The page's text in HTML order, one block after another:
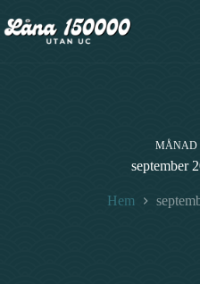
till
innehåll
MÅNAD
september
Hem